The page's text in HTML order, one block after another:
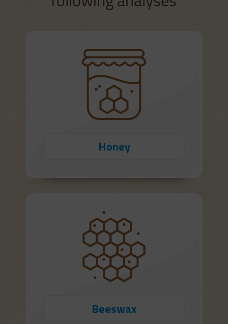
Honey
Beeswax